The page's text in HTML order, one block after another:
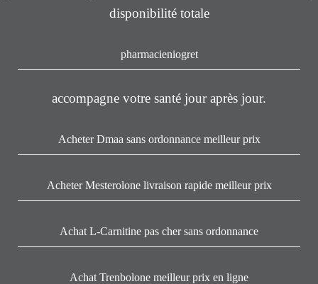
disponibilité totale
pharmacieniogret
accompagne votre santé jour après jour.
Acheter Dmaa sans ordonnance meilleur prix
Acheter Mesterolone livraison rapide meilleur prix
Achat L-Carnitine pas cher sans ordonnance
Achat Trenbolone meilleur prix en ligne